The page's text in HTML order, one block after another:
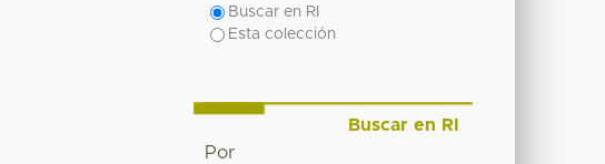
Buscar en RI
Esta colección
Buscar en RI
Por